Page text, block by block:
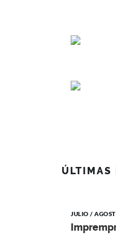
ÚLTIMAS
JULIO /